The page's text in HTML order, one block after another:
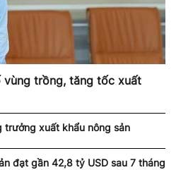
trồng, tăng tốc xuất
xuất khẩu nông sản
đạt gần 42,8 tỷ USD sau 7 tháng